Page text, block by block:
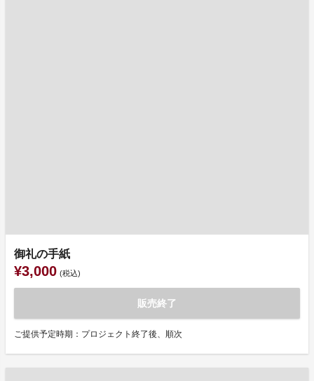
御礼の手紙
¥3,000 (税込)
販売終了
ご提供予定時期：プロジェクト終了後、順次